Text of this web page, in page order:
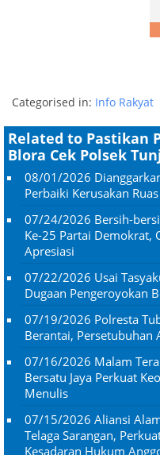
Categorised in: Info Rakyat
Related to Pastikan
Blora Cek Polsek
08/01/2026
Perbaiki Kerusakan
07/24/2026 Bersih-
Ke-25 Partai Demokrat,
Apresiasi
07/22/2026 Usai
Dugaan Pengeroyokan
07/19/2026 Polresta
Berantai, Persetubuhan
07/16/2026 Malam
Bersatu Jaya Perkuat
Menulis
07/15/2026 Aliansi
Telaga Sarangan,
Kesadaran Hukum